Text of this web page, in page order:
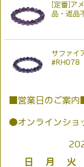
[定番]ア
品・返品
サファイ
#RH078
■営業日のご案内■
●オンラインショ
日
月 火